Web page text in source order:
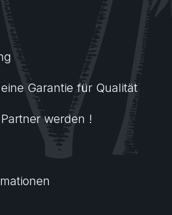
Garantie für Qualität
werden !